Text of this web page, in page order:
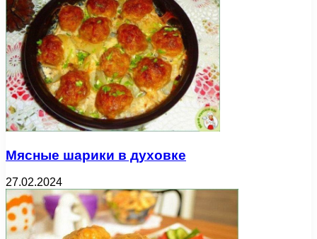
Мясные шарики в духовке
27.02.2024